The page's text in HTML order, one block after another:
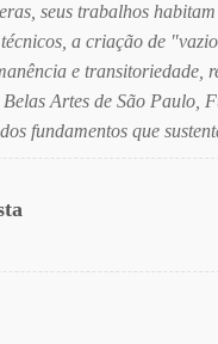
seus trabalhos
a criação de
e transitoriedade,
Artes de São Paulo,
fundamentos que